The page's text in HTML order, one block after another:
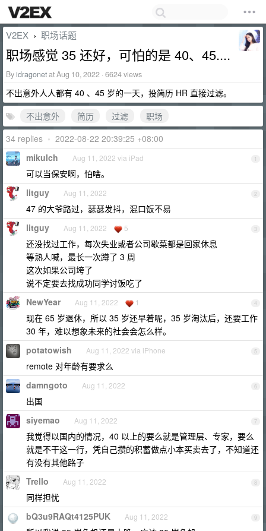
V2EX › 职场话题
职场感觉 35 还好，可怕的是 40、45....
Byidragonetat Aug 10, 2022 · 6624 views
不出意外人人都有 40 、45 岁的一天，投简历 HR 直接过滤。
不出意外
简历 过滤
职场
34 replies • 2022-08-22 20:39:25 +08:00
1
mikulch Aug 11, 2022 via iPad
可以当保安啊，怕啥。
2
litguy Aug 11, 2022
47 的大爷路过，瑟瑟发抖，混口饭不易
3
litguy Aug 11, 2022 5
还没找过工作，每次失业或者公司歇菜都是回家休息
等熟人喊，最长一次蹲了 3 周
这次如果公司垮了
说不定要去找成功同学讨饭吃了
4
NewYear Aug 11, 2022 1
现在 65 岁退休，所以 35 岁还早着呢，35 岁淘汰后，还要工作
30 年，难以想象未来的社会会怎么样。
5
potatowish Aug 11, 2022 via iPhone
remote 对年龄有要求么
6
damngoto Aug 11, 2022
出国
7
siyemao Aug 11, 2022
我觉得以国内的情况，40 以上的要么就是管理层、专家，要么
就是不干这一行，凭自己攒的积蓄做点小本买卖去了，不知道还
有没有其他路子
8
Trello Aug 11, 2022
同样担忧
9
bQ3u9RAQt4125PUK Aug 11, 2022